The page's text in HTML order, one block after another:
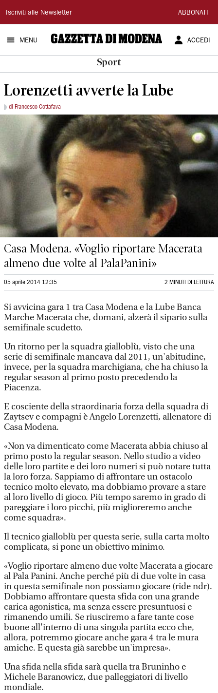
Gazzetta
di
Modena
Iscriviti alle Newsletter ABBONATI
MENU ACCEDI
Sport
Lorenzetti avverte la Lube
di Francesco Cottafava
Casa Modena. «Voglio riportare Macerata
almeno due volte al PalaPanini»
05 aprile 2014 12:35 2 MINUTI DI LETTURA
Si avvicina gara 1 tra Casa Modena e la Lube Banca
Marche Macerata che, domani, alzerà il sipario sulla
semifinale scudetto.
Un ritorno per la squadra gialloblù, visto che una
serie di semifinale mancava dal 2011, un'abitudine,
invece, per la squadra marchigiana, che ha chiuso la
regular season al primo posto precedendo la
Piacenza.
E cosciente della straordinaria forza della squadra di
Zaytsev e compagni è Angelo Lorenzetti, allenatore di
Casa Modena.
«Non va dimenticato come Macerata abbia chiuso al
primo posto la regular season. Nello studio a video
delle loro partite e dei loro numeri si può notare tutta
la loro forza. Sappiamo di affrontare un ostacolo
tecnico molto elevato, ma dobbiamo provare a stare
al loro livello di gioco. Più tempo saremo in grado di
pareggiare i loro picchi, più miglioreremo anche
come squadra».
Il tecnico gialloblù per questa serie, sulla carta molto
complicata, si pone un obiettivo minimo.
«Voglio riportare almeno due volte Macerata a giocare
al Pala Panini. Anche perché più di due volte in casa
in questa semifinale non possiamo giocare (ride ndr).
Dobbiamo affrontare questa sfida con una grande
carica agonistica, ma senza essere presuntuosi e
rimanendo umili. Se riusciremo a fare tante cose
buone all'interno di una singola partita ecco che,
allora, potremmo giocare anche gara 4 tra le mura
amiche. E questa già sarebbe un'impresa».
Una sfida nella sfida sarà quella tra Bruninho e
Michele Baranowicz, due palleggiatori di livello
mondiale.